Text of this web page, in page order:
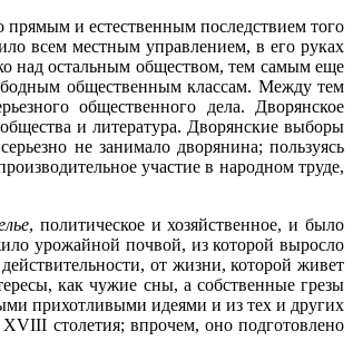
и естественным последствием того
всем местным управлением, в его руках
над остальным обществом, тем самым еще
общественным классам. Между тем
общественного дела. Дворянское
и литература. Дворянские выборы
не занимало дворянина; пользуясь
участие в народном труде,
, политическое и хозяйственное, и было
урожайной почвой, из которой выросло
от жизни, которой живет
как чужие сны, а собственные грезы
прихотливыми идеями и из тех и других
столетия; впрочем, оно подготовлено